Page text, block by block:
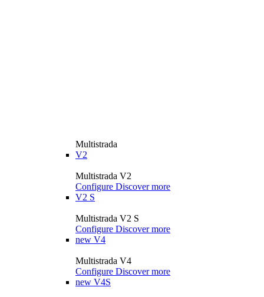
Multistrada
V2
Multistrada V2
Configure Discover more
V2 S
Multistrada V2 S
Configure Discover more
new V4
Multistrada V4
Configure Discover more
new V4S